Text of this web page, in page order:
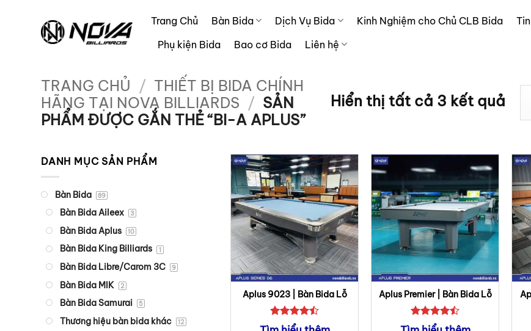
Trang Chủ Bàn Bida Dịch Vụ Bida Kinh Nghiệm cho Chủ CLB Bida
Phụ kiện Bida
Bao cơ Bida Liên hệ
TRANG CHỦ / THIẾT BỊ BIDA CHÍNH
HÃNG TẠI NOVA BILLIARDS / SẢN
PHẨM ĐƯỢC GẮN THẺ “BI-A APLUS”
Hiển thị tất cả 3 kết quảĐã
sắp
xếp
DANH MỤC SẢN PHẨM
Bàn Bida 89
Bàn Bida Aileex 3
Bàn Bida Aplus 10
Bàn Bida King Billiards 1
Bàn Bida Libre/Carom 3C 9
Bàn Bida MIK 2
Bàn Bida Samurai 5
Thương hiệu bàn bida khác 12
Aplus 9023 | Bàn Bida Lỗ
Được xếp
Aplus Premier | Bàn Bida Lỗ
Được xếp